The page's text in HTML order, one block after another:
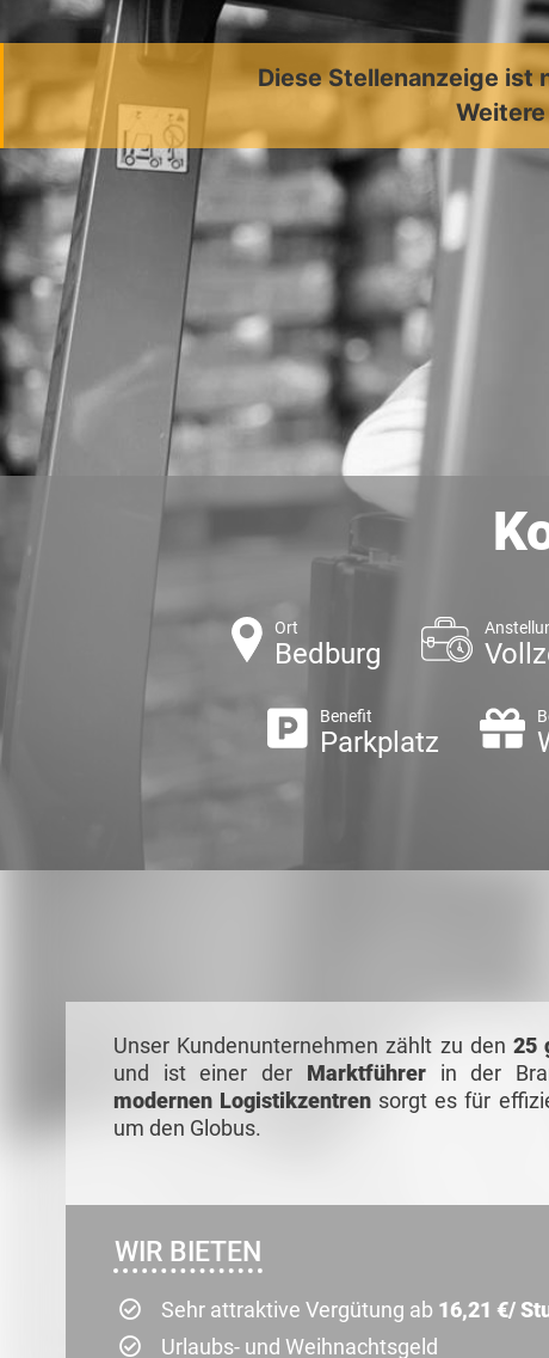
Diese Stellenanzeige ist
Ort
Bedburg
Benefit
Parkplatz
Unser Kundenunternehmen zählt zu den25
und ist einer der Marktführerin der
modernen Logistikzentren sorgt es für
um den Globus.
WIR BIETEN
Sehr attraktive Vergütung ab 16,21 €/
Urlaubs- und Weihnachtsgeld